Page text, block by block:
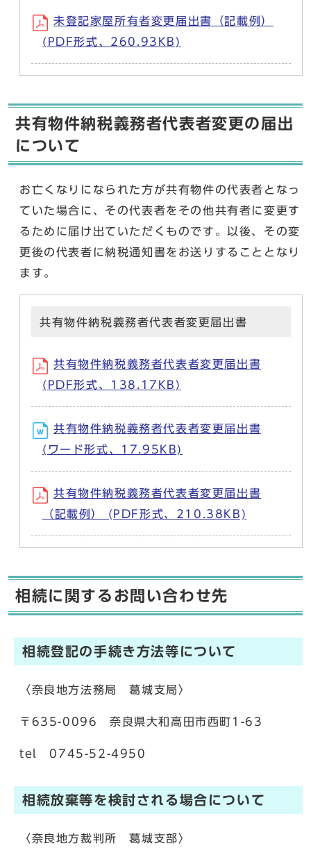
未登記家屋所有者変更届出書（記載例）
(PDF形式、260.93KB)
共有物件納税義務者代表者変更の届出
について
お亡くなりになられた方が共有物件の代表者となっ
ていた場合に、その代表者をその他共有者に変更す
るために届け出ていただくものです。以後、その変
更後の代表者に納税通知書をお送りすることとなり
ます。
共有物件納税義務者代表者変更届出書
共有物件納税義務者代表者変更届出書
(PDF形式、138.17KB)
共有物件納税義務者代表者変更届出書
(ワード形式、17.95KB)
共有物件納税義務者代表者変更届出書
（記載例） (PDF形式、210.38KB)
相続に関するお問い合わせ先
相続登記の手続き方法等について
〈奈良地方法務局 葛城支局〉
〒635-0096 奈良県大和高田市西町1-63
tel 0745-52-4950
相続放棄等を検討される場合について
〈奈良地方裁判所 葛城支部〉